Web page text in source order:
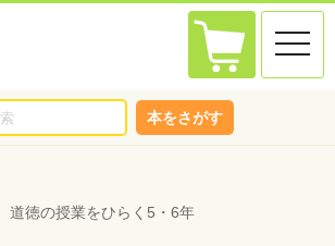
toggle
本をさがす
徳の授業をひらく5・6年